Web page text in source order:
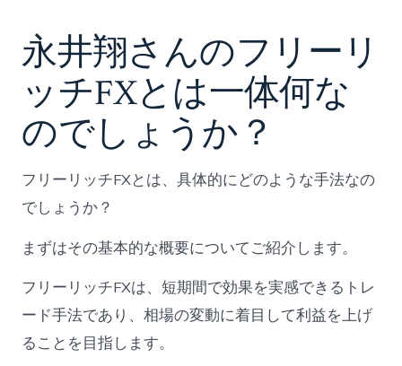
永井翔さんのフリーリ
ッチFXとは一体何な
のでしょうか？
フリーリッチFXとは、具体的にどのような手法なの
でしょうか？
まずはその基本的な概要についてご紹介します。
フリーリッチFXは、短期間で効果を実感できるトレ
ード手法であり、相場の変動に着目して利益を上げ
ることを目指します。